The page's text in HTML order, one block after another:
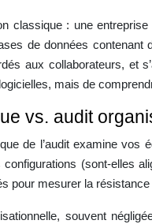
classique : une
de données
aux collaborateurs, et
mais de
vs. audit
de l’audit examine vos
(sont-elles
pour mesurer la
souvent